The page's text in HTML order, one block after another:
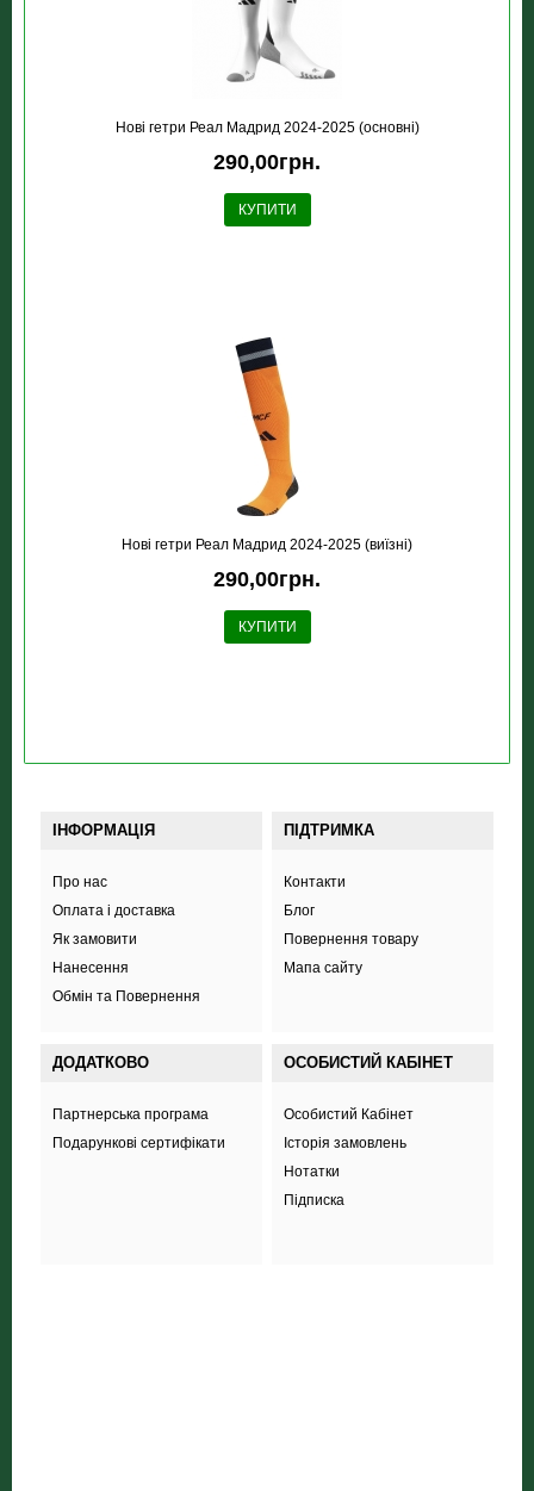
Новi гетри Реал Мадрид 2024-2025 (основні)
290,00грн.
КУПИТИ
Новi гетри Реал Мадрид 2024-2025 (виїзні)
290,00грн.
КУПИТИ
ІНФОРМАЦІЯ
Про нас
Оплата і доставка
Як замовити
Нанесення
Обмін та Повернення
ПІДТРИМКА
Контакти
Блог
Повернення товару
Мапа сайту
ДОДАТКОВО
Партнерська програма
Подарункові сертифікати
ОСОБИСТИЙ КАБІНЕТ
Особистий Кабінет
Історія замовлень
Нотатки
Підписка